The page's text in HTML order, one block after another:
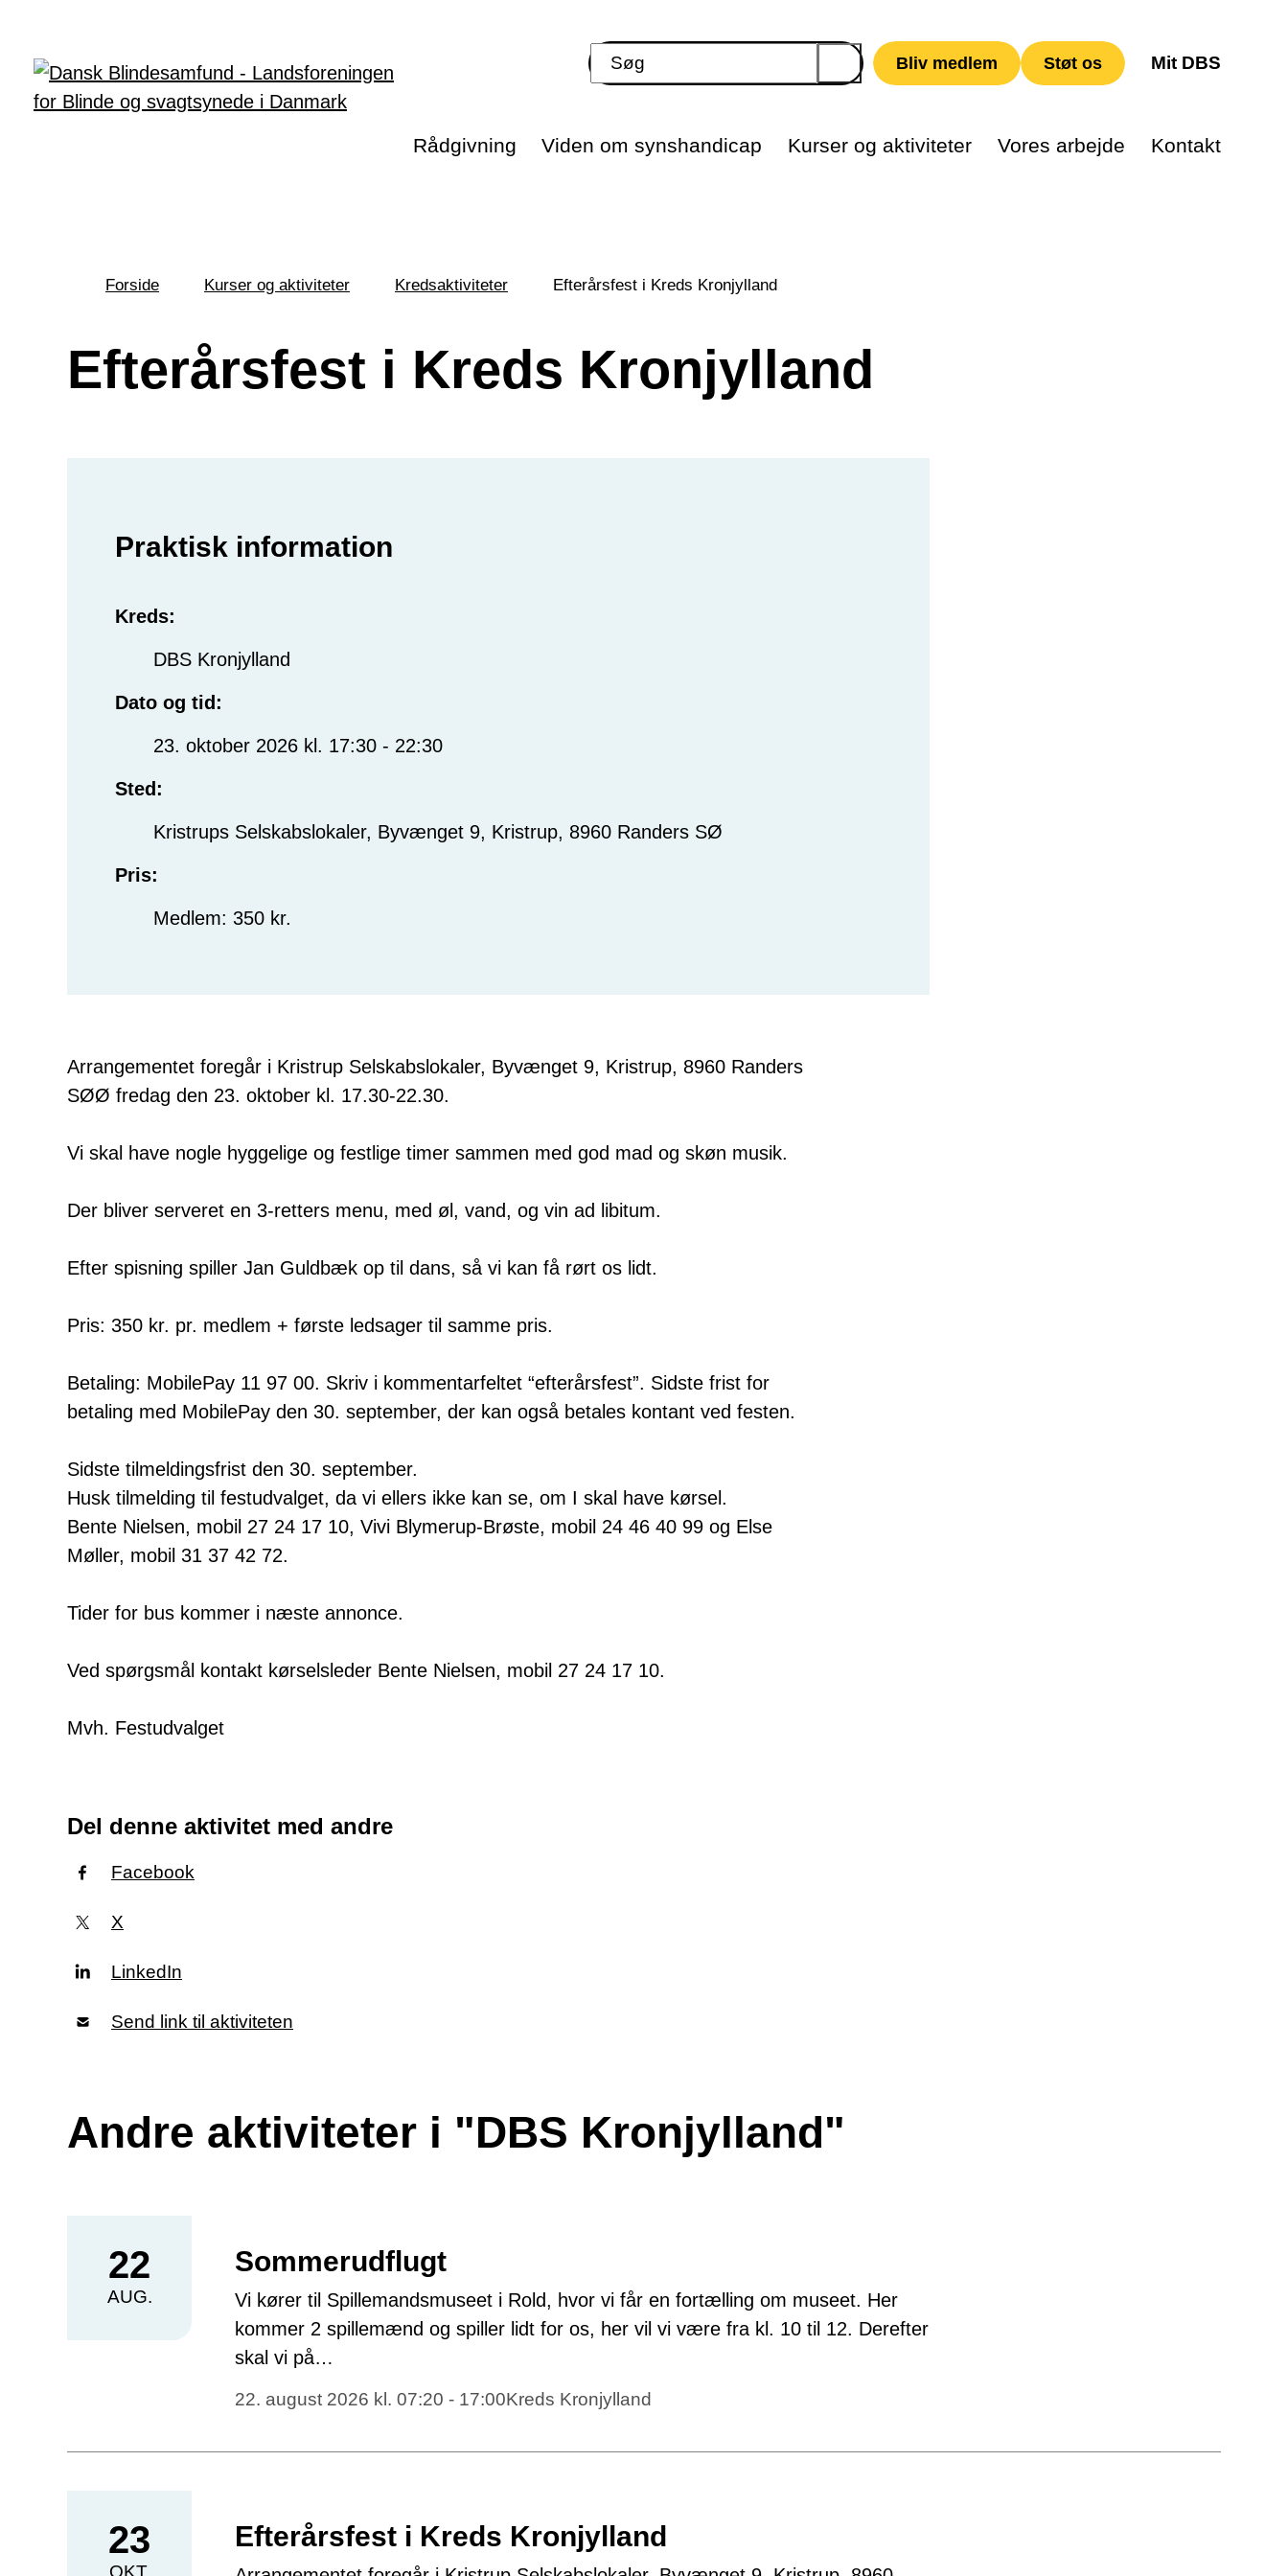
Bliv medlem Støt os Mit DBS
Rådgivning Viden om synshandicap Kurser og aktiviteter Vores arbejde Kontakt
her:
Forside Kurser og aktiviteter Kredsaktiviteter Efterårsfest i Kreds Kronjylland
Efterårsfest i Kreds Kronjylland
Praktisk information
Kreds:
DBS Kronjylland
Dato og tid:
23. oktober 2026 kl. 17:30 - 22:30
Sted:
Kristrups Selskabslokaler, Byvænget 9, Kristrup, 8960 Randers SØ
Pris:
Medlem: 350 kr.
Arrangementet foregår i Kristrup Selskabslokaler, Byvænget 9, Kristrup, 8960 Randers
SØØ fredag den 23. oktober kl. 17.30-22.30.
Vi skal have nogle hyggelige og festlige timer sammen med god mad og skøn musik.
Der bliver serveret en 3-retters menu, med øl, vand, og vin ad libitum.
Efter spisning spiller Jan Guldbæk op til dans, så vi kan få rørt os lidt.
Pris: 350 kr. pr. medlem + første ledsager til samme pris.
Betaling: MobilePay 11 97 00. Skriv i kommentarfeltet “efterårsfest”. Sidste frist for
betaling med MobilePay den 30. september, der kan også betales kontant ved festen.
Sidste tilmeldingsfrist den 30. september.
Husk tilmelding til festudvalget, da vi ellers ikke kan se, om I skal have kørsel.
Bente Nielsen, mobil 27 24 17 10, Vivi Blymerup-Brøste, mobil 24 46 40 99 og Else
Møller, mobil 31 37 42 72.
Tider for bus kommer i næste annonce.
Ved spørgsmål kontakt kørselsleder Bente Nielsen, mobil 27 24 17 10.
Mvh. Festudvalget
Del denne aktivitet med andre
Facebook
X
LinkedIn
Send link til aktiviteten
Andre aktiviteter i "DBS Kronjylland"
22
AUG.
Sommerudflugt
Vi kører til Spillemandsmuseet i Rold, hvor vi får en fortælling om museet. Her
kommer 2 spillemænd og spiller lidt for os, her vil vi være fra kl. 10 til 12. Derefter
skal vi på…
22. august 2026 kl. 07:20 - 17:00Kreds Kronjylland
23
OKT.
Efterårsfest i Kreds Kronjylland